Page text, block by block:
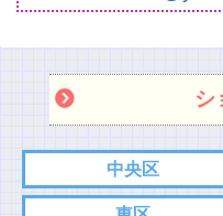
シ
中央区